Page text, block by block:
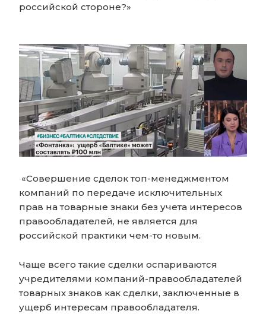
российской стороне?»
«Совершение сделок топ-менеджментом
компаний по передаче исключительных
прав на товарные знаки без учета интересов
правообладателей, не является для
российской практики чем-то новым.
Чаще всего такие сделки оспариваются
учредителями компаний-правообладателей
товарных знаков как сделки, заключенные в
ущерб интересам правообладателя.